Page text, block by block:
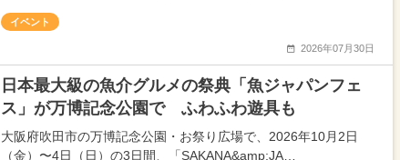
イベント
2026年07月30日
日本最大級の魚介グルメの祭典「魚ジャパンフェ
ス」が万博記念公園で ふわふわ遊具も
大阪府吹田市の万博記念公園・お祭り広場で、2026年10月2日
（金）〜4日（日）の3日間、「SAKANA&amp;JA…